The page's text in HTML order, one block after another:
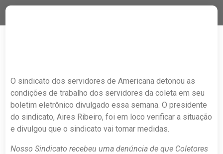
O sindicato dos servidores de Americana detonou as
condições de trabalho dos servidores da coleta em seu
boletim eletrônico divulgado essa semana. O presidente
do sindicato, Aires Ribeiro, foi em loco verificar a situação
e divulgou que o sindicato vai tomar medidas.
Nosso Sindicato recebeu uma denúncia de que Coletores